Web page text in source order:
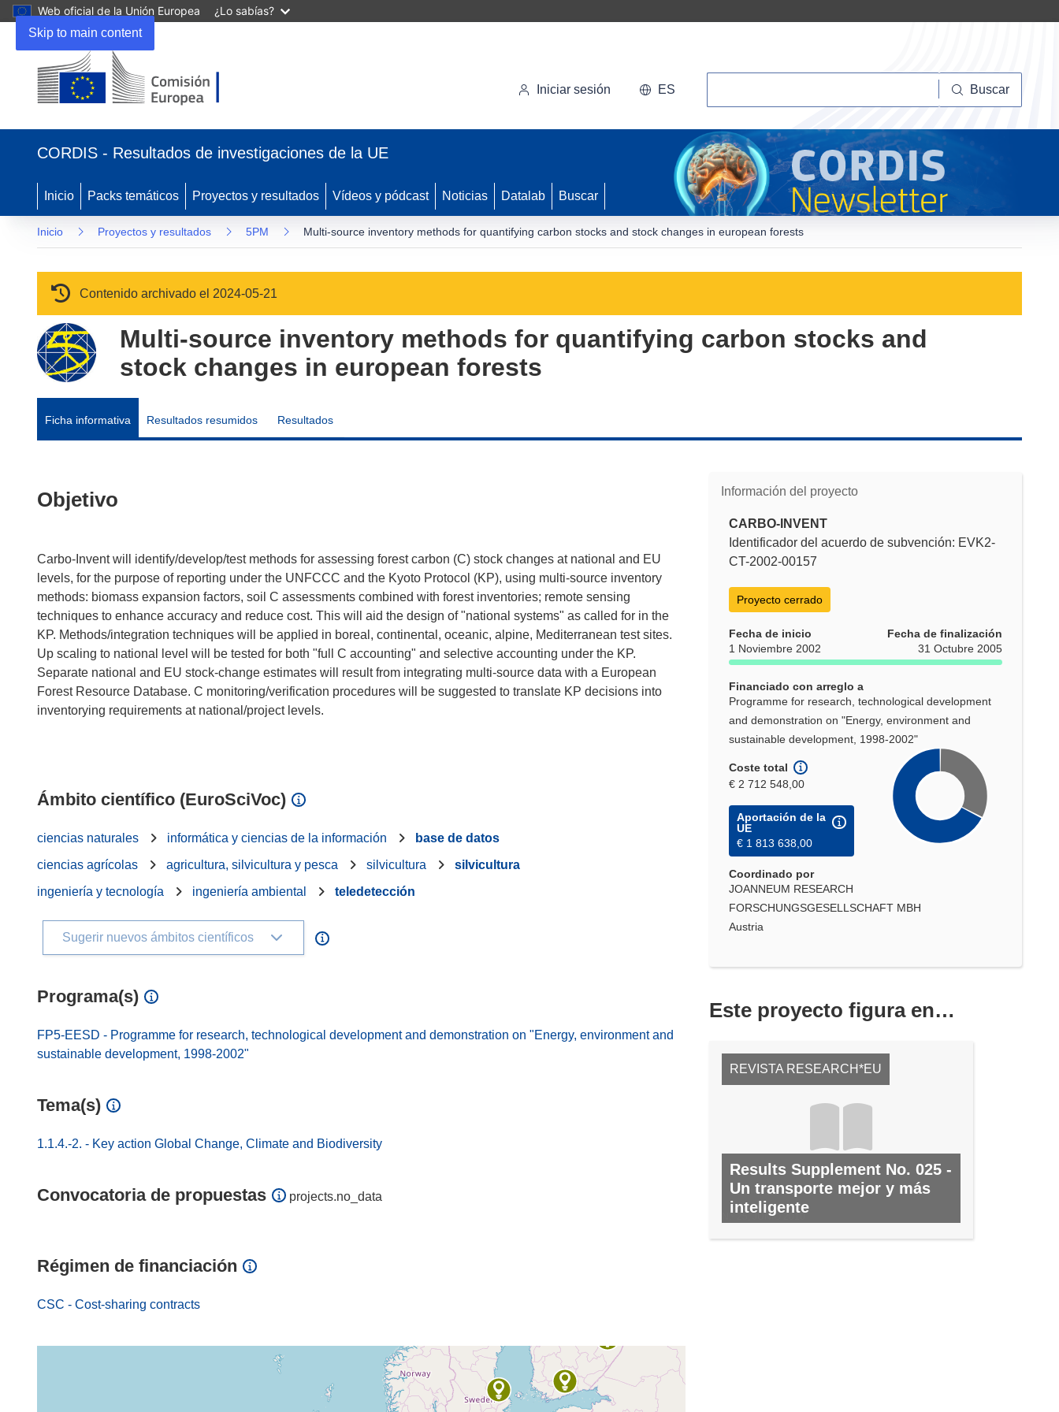
Skip to main content
Web oficial de la Unión Europea ¿Lo sabías?
Iniciar sesión ES Buscar
CORDIS - Resultados de investigaciones de la UE
Inicio Packs temáticos Proyectos y resultados Vídeos y pódcast Noticias Datalab Buscar
Inicio Proyectos y resultados 5PM Multi-source inventory methods for quantifying carbon stocks and stock changes in european forests
Contenido archivado el 2024-05-21
Multi-source inventory methods for quantifying carbon stocks and
stock changes in european forests
Ficha informativa Resultados resumidos Resultados
Información del proyecto
CARBO-INVENT
Identificador del acuerdo de subvención: EVK2-
CT-2002-00157
Proyecto cerrado
Fecha de inicio
1 Noviembre 2002
Fecha de finalización
31 Octubre 2005
Financiado con arreglo a
Programme for research, technological development
and demonstration on "Energy, environment and
sustainable development, 1998-2002"
Coste total
€ 2 712 548,00
Aportación de la
UE
€ 1 813 638,00
Coordinado por
JOANNEUM RESEARCH
FORSCHUNGSGESELLSCHAFT MBH
Austria
Este proyecto figura en…
REVISTA RESEARCH*EU
Results Supplement No. 025 -
Un transporte mejor y más
inteligente
N.º 25, JUNIO 2010
Objetivo
Carbo-Invent will identify/develop/test methods for assessing forest carbon (C) stock changes at national and EU
levels, for the purpose of reporting under the UNFCCC and the Kyoto Protocol (KP), using multi-source inventory
methods: biomass expansion factors, soil C assessments combined with forest inventories; remote sensing
techniques to enhance accuracy and reduce cost. This will aid the design of "national systems" as called for in the
KP. Methods/integration techniques will be applied in boreal, continental, oceanic, alpine, Mediterranean test sites.
Up scaling to national level will be tested for both "full C accounting" and selective accounting under the KP.
Separate national and EU stock-change estimates will result from integrating multi-source data with a European
Forest Resource Database. C monitoring/verification procedures will be suggested to translate KP decisions into
inventorying requirements at national/project levels.
Ámbito científico (EuroSciVoc)
ciencias naturales informática y ciencias de la información
base de datos
ciencias agrícolas
agricultura, silvicultura y pesca silvicultura
silvicultura
ingeniería y tecnología
ingeniería ambiental teledetección
Sugerir nuevos ámbitos científicos
Programa(s)
FP5-EESD - Programme for research, technological development and demonstration on "Energy, environment and
sustainable development, 1998-2002"
Tema(s)
1.1.4.-2. - Key action Global Change, Climate and Biodiversity
Convocatoria de propuestas projects.no_data
Régimen de financiación
CSC - Cost-sharing contracts